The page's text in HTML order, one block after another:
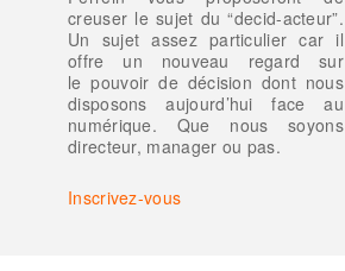
creuser le sujet du “decid-acteur”.
Un sujet assez particulier car il
offre un nouveau regard sur
le pouvoir de décision dont nous
disposons aujourd’hui face au
numérique. Que nous soyons
directeur, manager ou pas.
Inscrivez-vous